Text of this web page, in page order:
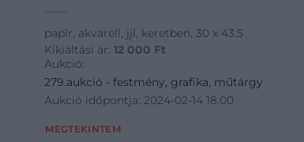
papír, akvarell, jjl, keretben, 30 x 43.5
Kikiáltási ár:12 000 Ft
Aukció:
279.aukció - festmény, grafika, műtárgy
Aukció időpontja: 2024-02-14 18:00
MEGTEKINTEM